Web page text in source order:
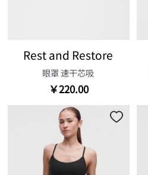
Rest and Restore
眼罩 速干芯吸
￥220.00